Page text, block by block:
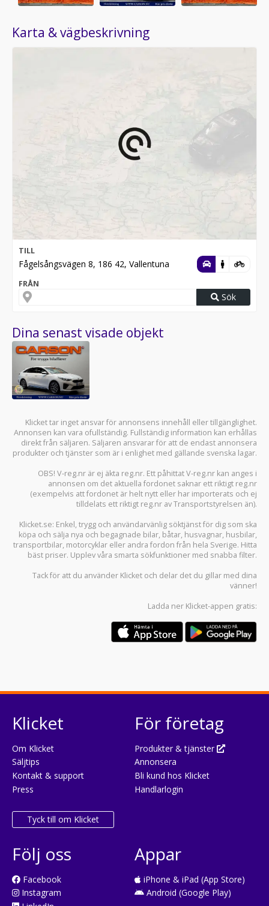
Karta & vägbeskrivning
TILL
Fågelsångsvägen 8, 186 42, Vallentuna
FRÅN
Sök
Dina senast visade objekt
Klicket tar inget ansvar för annonsens innehåll eller tillgänglighet.
Annonsen kan vara ofullständig. Fullständig information kan erhållas
direkt från säljaren. Säljaren ansvarar för att de endast annonsera
produkter och tjänster som är i enlighet med gällande svenska lagar.
OBS! V-reg.nr är ej äkta reg.nr. Ett påhittat V-reg.nr kan anges i
annonsen om det aktuella fordonet saknar ett riktigt reg.nr
(exempelvis att fordonet är helt nytt eller har importerats och ej
tilldelats ett riktigt reg.nr av Transportstyrelsen än).
Klicket.se: Enkel, trygg och användarvänlig söktjänst för dig som ska
köpa och sälja nya och begagnade bilar, båtar, husvagnar, husbilar,
transportbilar, motorcyklar eller andra fordon från hela Sverige. Hitta
bäst priser. Upplev våra smarta sökfunktioner med snabba filter.
Tack för att du använder Klicket och delar det du gillar med dina
vänner!
Ladda ner Klicket-appen gratis:
Klicket
Om Klicket
Säljtips
Kontakt & support
Press
Tyck till om Klicket
För företag
Produkter & tjänster
Annonsera
Bli kund hos Klicket
Handlarlogin
Följ oss
Facebook
Instagram
Appar
iPhone & iPad (App Store)
Android (Google Play)